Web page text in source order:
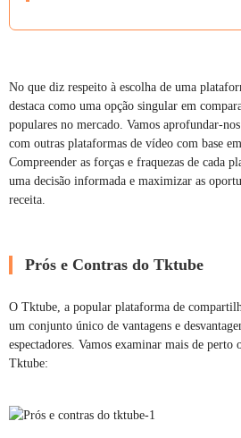
No que diz respeito à escolha de uma
destaca como uma opção singular em
populares no mercado. Vamos aprofundar-
com outras plataformas de vídeo com base
Compreender as forças e fraquezas de cada
uma decisão informada e maximizar as
receita.
Prós e Contras do Tktube
O Tktube, a popular plataforma de
um conjunto único de vantagens e
espectadores. Vamos examinar mais de perto
Tktube: